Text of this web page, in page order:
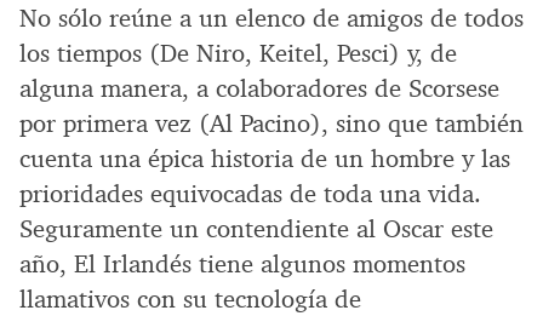
No sólo reúne a un elenco de amigos de todos
los tiempos (De Niro, Keitel, Pesci) y, de
alguna manera, a colaboradores de Scorsese
por primera vez (Al Pacino), sino que también
cuenta una épica historia de un hombre y las
prioridades equivocadas de toda una vida.
Seguramente un contendiente al Oscar este
año, El Irlandés tiene algunos momentos
llamativos con su tecnología de